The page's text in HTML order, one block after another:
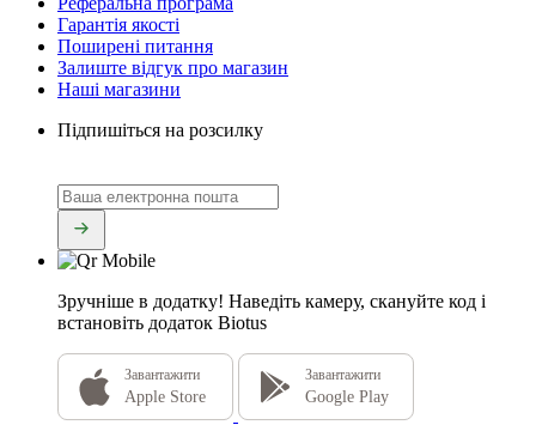
Гарантія якості
Поширені питання
Залиште відгук про магазин
Наші магазини
Підпишіться на розсилку
Зручніше в додатку! Наведіть камеру, скануйте код і
встановіть додаток Biotus
Завантажити
Apple Store
Завантажити
Google Play